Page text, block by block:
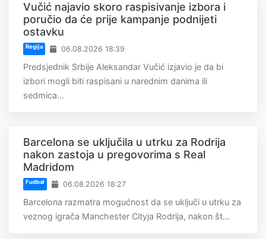
Vučić najavio skoro raspisivanje izbora i
poručio da će prije kampanje podnijeti
ostavku
Regija 06.08.2026 18:39
Predsjednik Srbije Aleksandar Vučić izjavio je da bi
izbori mogli biti raspisani u narednim danima ili
sedmica...
Barcelona se uključila u utrku za Rodrija
nakon zastoja u pregovorima s Real
Madridom
Fudbal 06.08.2026 18:27
Barcelona razmatra mogućnost da se uključi u utrku za
veznog igrača Manchester Cityja Rodrija, nakon št...